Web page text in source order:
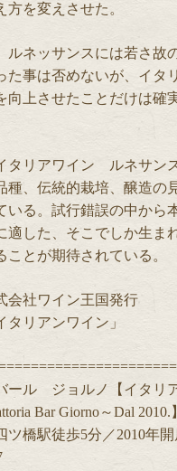
を変えさせた。
ネッサンスには若さ故
た事は否めないが、イタ
向上させたことだけは確
タリアワイン ルネサン
種、伝統的栽培、醸造の
いる。試行錯誤の中から
適した、そこでしか生ま
ことが期待されている。
社ワイン王国発行
リアンワイン」
ール ジョルノ【イタリ
Bar Giorno～Dal 2010.】
ツ橋駅徒歩5分／2010年